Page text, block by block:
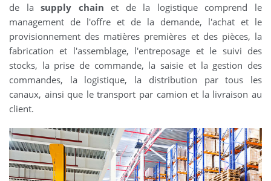
de lasupply chain et de la logistique comprend le
management de l'offre et de la demande, l'achat et le
provisionnement des matières premières et des pièces, la
fabrication et l'assemblage, l'entreposage et le suivi des
stocks, la prise de commande, la saisie et la gestion des
commandes, la logistique, la distribution par tous les
canaux, ainsi que le transport par camion et la livraison au
client.